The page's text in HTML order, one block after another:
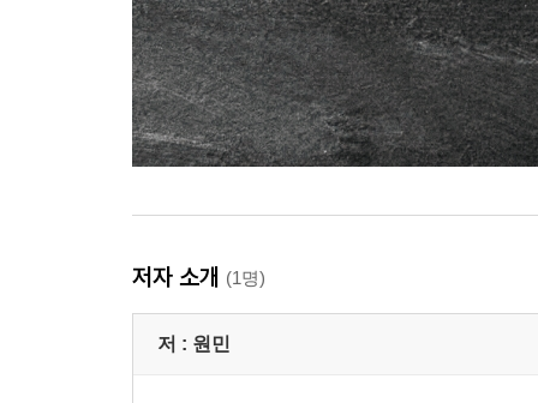
저자 소개 (1명)
저 : 원민